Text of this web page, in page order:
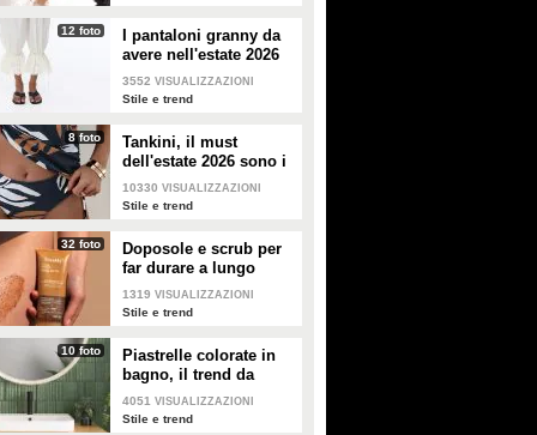
12 foto
I pantaloni granny da
avere nell'estate 2026
3552 VISUALIZZAZIONI
Stile e trend
8 foto
Tankini, il must
dell'estate 2026 sono i
costumi con la canotta
10330 VISUALIZZAZIONI
Stile e trend
32 foto
Doposole e scrub per
far durare a lungo
l'abbronzatura in estate
1319 VISUALIZZAZIONI
Stile e trend
10 foto
Piastrelle colorate in
bagno, il trend da
seguire in casa
4051 VISUALIZZAZIONI
Stile e trend